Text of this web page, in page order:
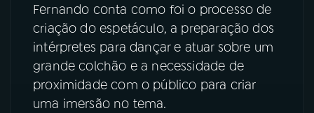
ACOMPANHE A RÁDIO MEC
YouTube Facebook
Instagram X
Fernando conta como foi o processo de
criação do espetáculo, a preparação dos
intérpretes para dançar e atuar sobre um
grande colchão e a necessidade de
proximidade com o público para criar
uma imersão no tema.